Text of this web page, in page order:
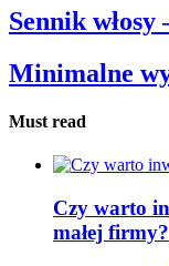
Sennik włosy
Minimalne
Must read
Czy warto
małej firmy?